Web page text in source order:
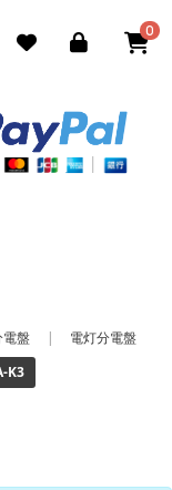
0
電盤 |
電灯分電盤
K3